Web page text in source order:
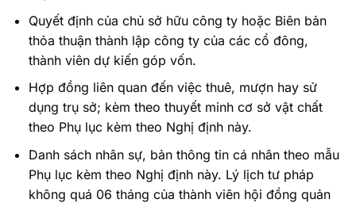
Quyết định của chủ sở hữu công ty hoặc Biên bản
thỏa thuận thành lập công ty của các cổ đông,
thành viên dự kiến góp vốn.
Hợp đồng liên quan đến việc thuê, mượn hay sử
dụng trụ sở; kèm theo thuyết minh cơ sở vật chất
theo Phụ lục kèm theo Nghị định này.
Danh sách nhân sự, bản thông tin cá nhân theo mẫu
Phụ lục kèm theo Nghị định này. Lý lịch tư pháp
không quá 06 tháng của thành viên hội đồng quản